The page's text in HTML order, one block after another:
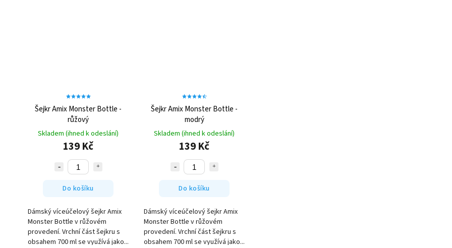
Šejkr Amix Monster Bottle -
růžový
Skladem (ihned k odeslání)
139 Kč
Do košíku
Dámský víceúčelový šejkr Amix
Monster Bottle v růžovém
provedení. Vrchní část šejkru s
obsahem 700 ml se využívá jako...
Šejkr Amix Monster Bottle -
modrý
Skladem (ihned k odeslání)
139 Kč
Do košíku
Dámský víceúčelový šejkr Amix
Monster Bottle v růžovém
provedení. Vrchní část šejkru s
obsahem 700 ml se využívá jako...